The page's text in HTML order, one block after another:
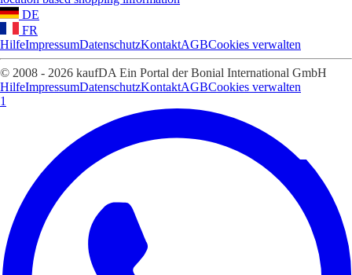
DE
FR
HilfeImpressumDatenschutzKontaktAGBCookies verwalten
© 2008 - 2026 kaufDA Ein Portal der Bonial International GmbH
HilfeImpressumDatenschutzKontaktAGBCookies verwalten
1